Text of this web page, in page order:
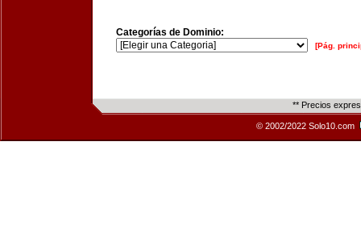
Categorías de Dominio:
[Pág.
** Precios
© 2002/2022 Solo10.com